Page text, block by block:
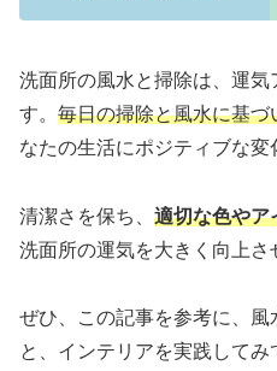
洗面所の風水と掃除は、運
す。 毎日の掃除と風水に基
なたの生活にポジティブな変
清潔さを保ち、 適切な色やア
洗面所の運気を大きく向上さ
ぜひ、この記事を参考に、
と、インテリアを実践してみ